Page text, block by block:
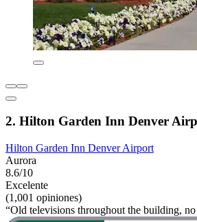
2. Hilton Garden Inn Denver
Hilton Garden Inn Denver Airport
Aurora
8.6/10
Excelente
(1,001 opiniones)
“Old televisions throughout the building,